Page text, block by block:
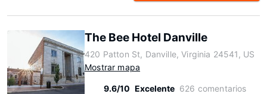
The Bee Hotel Danville
420 Patton St, Danville, Virginia 24541, US
Mostrar mapa
9.6/10 Excelente 626 comentarios